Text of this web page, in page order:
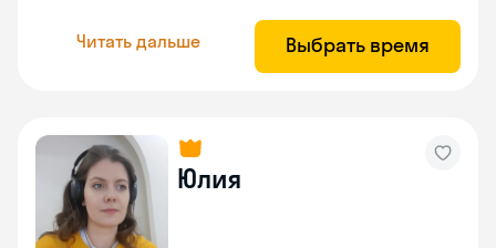
Читать дальше Выбрать время
Юлия